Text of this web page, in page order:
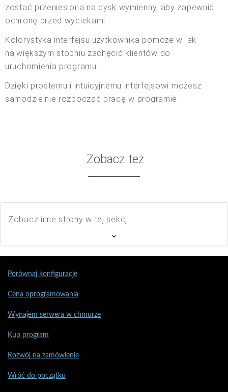
zostać przeniesiona na dysk wymienny, aby zapewnić
ochronę przed wyciekami.
Kolorystyka interfejsu użytkownika pomoże w jak
największym stopniu zachęcić klientów do
uruchomienia programu.
Dzięki prostemu i intuicyjnemu interfejsowi możesz
samodzielnie rozpocząć pracę w programie.
Zobacz też
Zobacz inne strony w tej sekcji
Porównaj konfiguracje
Cena oprogramowania
Wynajem serwera w chmurze
Kup program
Rozwój na zamówienie
Wróć do początku